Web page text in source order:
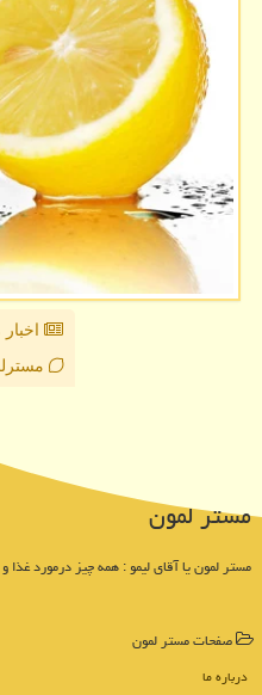
مستر لمون
مستر لمون یا آقای لیمو : همه چیز درمورد
صفحات مستر لمون
درباره ما